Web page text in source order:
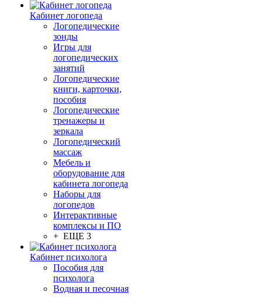
Кабинет логопеда
Логопедические
зонды
Игры для
логопедических
занятий
Логопедические
книги, карточки,
пособия
Логопедические
тренажеры и
зеркала
Логопедический
массаж
Мебель и
оборудование для
кабинета логопеда
Наборы для
логопедов
Интерактивные
комплексы и ПО
+ ЕЩЕ 3
Кабинет психолога
Пособия для
психолога
Водная и песочная